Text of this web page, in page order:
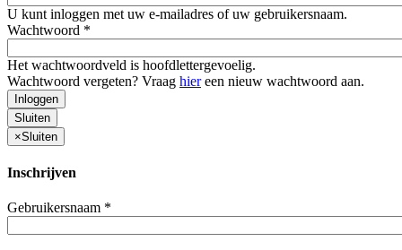
U kunt inloggen met uw e-mailadres of uw gebruikersnaam.
Wachtwoord *
Het wachtwoordveld is hoofdlettergevoelig.
Wachtwoord vergeten? Vraag hiereen nieuw wachtwoord aan.
Inloggen
Sluiten
×Sluiten
Inschrijven
Gebruikersnaam *